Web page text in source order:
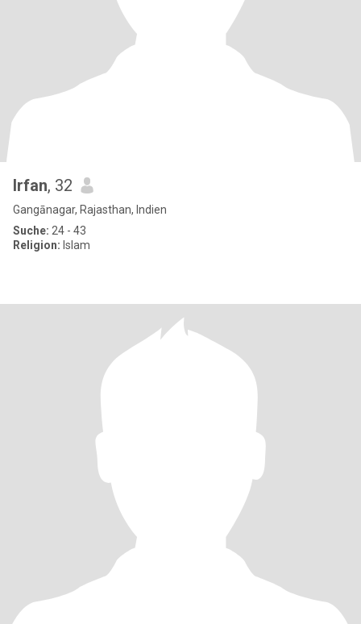
Irfan, 32
Gangānagar, Rajasthan, Indien
Suche: 24 - 43
Religion: Islam